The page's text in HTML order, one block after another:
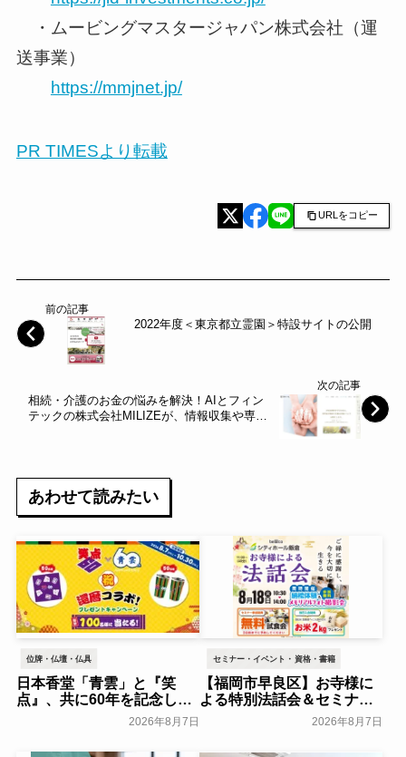
・ムービングマスタージャパン株式会社（運
送事業）
https://mmjnet.jp/
PR TIMESより転載
URLをコピー
前の記事
2022年度＜東京都立霊園＞特設サイトの公開
次の記事
相続・介護のお金の悩みを解決！AIとフィン
テックの株式会社MILIZEが、情報収集や専門
あわせて読みたい
位牌・仏壇・仏具
日本香堂「青雲」と『笑
点』、共に60年を記念した
初コラボ！オリジナルグッ
ズのプレゼントキャンペー
ンを実施～日本香堂～
2026年8月7日
セミナー・イベント・資格・書籍
【福岡市早良区】お寺様に
よる特別法話会＆セミナー
特典「無料試食会」を8月
18日(月)にシティホール飯
2026年8月7日